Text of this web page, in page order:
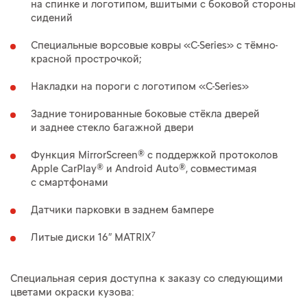
на спинке и логотипом, вшитыми с боковой стороны
сидений
Специальные ворсовые ковры «C-Series» с тёмно-
красной прострочкой;
Накладки на пороги с логотипом «C-Series»
Задние тонированные боковые стёкла дверей
и заднее стекло багажной двери
Функция MirrorScreen® с поддержкой протоколов
Apple CarPlay® и Android Auto®, совместимая
с смартфонами
Датчики парковки в заднем бампере
Литые диски 16″ MATRIX7
Специальная серия доступна к заказу со следующими
цветами окраски кузова: